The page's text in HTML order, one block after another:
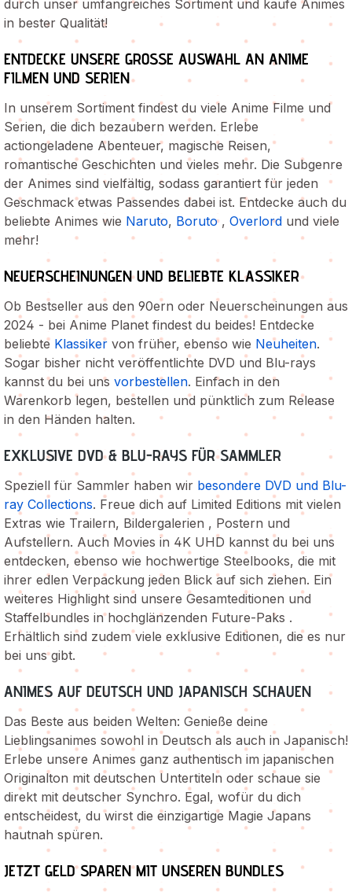
durch unser umfangreiches Sortiment und kaufe Animes
in bester Qualität!
ENTDECKE UNSERE GROSSE AUSWAHL AN ANIME F
ILMEN UND SERIEN
In unserem Sortiment findest du viele Anime Filme und
Serien, die dich bezaubern werden. Erlebe
actiongeladene Abenteuer, magische Reisen,
romantische Geschichten und vieles mehr. Die Subgenre
der Animes sind vielfältig, sodass garantiert für jeden
Geschmack etwas Passendes dabei ist. Entdecke auch du
beliebte Animes wie Naruto, Boruto, Overlord und viele
mehr!
NEUERSCHEINUNGEN UND BELIEBTE KLASSIKER
Ob Bestseller aus den 90ern oder Neuerscheinungen aus
2024 - bei Anime Planet findest du beides! Entdecke
beliebte Klassiker von früher, ebenso wie Neuheiten.
Sogar bisher nicht veröffentlichte DVD und Blu-rays
kannst du bei uns vorbestellen. Einfach in den
Warenkorb legen, bestellen und pünktlich zum Release
in den Händen halten.
EXKLUSIVE DVD & BLU-RAYS FÜR SAMMLER
Speziell für Sammler haben wir besondere DVD und Blu-
ray Collections. Freue dich auf Limited Editions mit vielen
Extras wie Trailern, Bildergalerien , Postern und
Aufstellern. Auch Movies in 4K UHD kannst du bei uns
entdecken, ebenso wie hochwertige Steelbooks, die mit
ihrer edlen Verpackung jeden Blick auf sich ziehen. Ein
weiteres Highlight sind unsere Gesamteditionen und
Staffelbundles in hochglänzenden Future-Paks .
Erhältlich sind zudem viele exklusive Editionen, die es nur
bei uns gibt.
ANIMES AUF DEUTSCH UND JAPANISCH SCHAUEN
Das Beste aus beiden Welten: Genieße deine
Lieblingsanimes sowohl in Deutsch als auch in Japanisch!
Erlebe unsere Animes ganz authentisch im japanischen
Originalton mit deutschen Untertiteln oder schaue sie
direkt mit deutscher Synchro. Egal, wofür du dich
entscheidest, du wirst die einzigartige Magie Japans
hautnah spüren.
JETZT GELD SPAREN MIT UNSEREN BUNDLES